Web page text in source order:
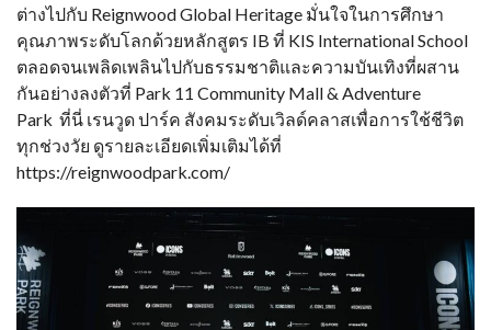
ต่างไปกับ Reignwood Global Heritage มั่นใจในการศึกษา
คุณภาพระดับโลกด้วยหลักสูตร IB ที่ KIS International School
ตลอดจนเพลิดเพลินไปกับธรรมชาติและความบันเทิงที่ผสาน
กันอย่างลงตัวที่ Park 11 Community Mall & Adventure
Park ที่นี่ เรนวูด ปาร์ค สังคมระดับเวิลด์คลาสเพื่อการใช้ชีวิต
ทุกช่วงวัย ดูรายละเอียดเพิ่มเติมได้ที่
https://reignwoodpark.com/